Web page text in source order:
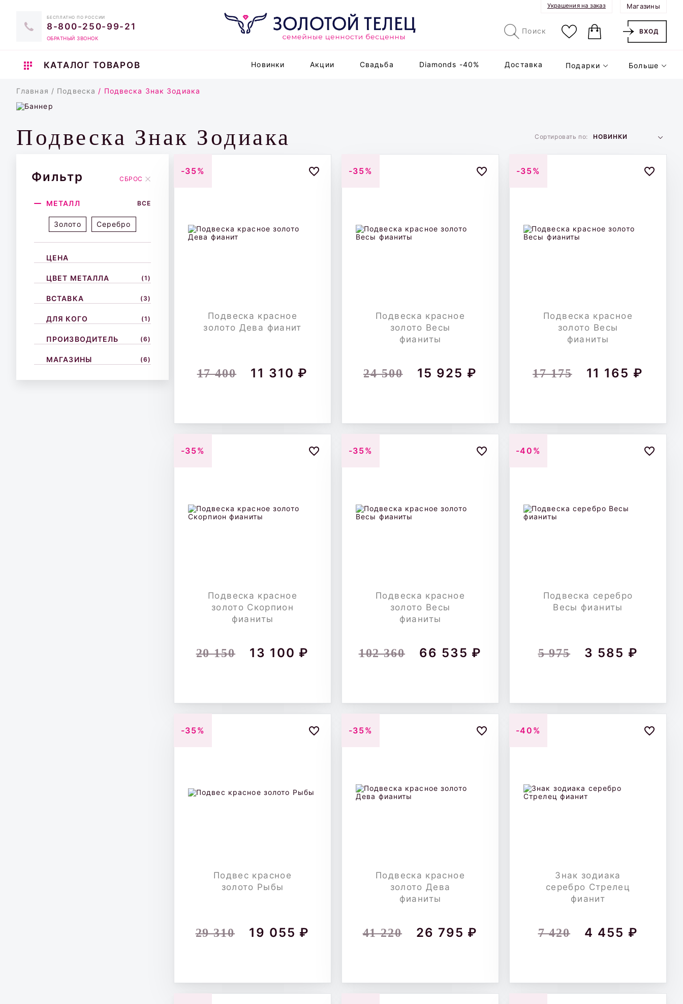
Украшения на заказ Магазины
БЕСПЛАТНО ПО РОССИИ
8-800-250-99-21
ОБРАТНЫЙ ЗВОНОК
Поиск ВХОД
КАТАЛОГ ТОВАРОВ Новинки Акции Свадьба Diamonds -40% Доставка Подарки Больше
Главная / Подвеска / Подвеска Знак Зодиака
Подвеска Знак Зодиака
Фильтр СБРОС
ВСЕ
МЕТАЛЛ
Золото Серебро
ЦЕНА
ЦВЕТ МЕТАЛЛА (1)
ВСТАВКА (3)
ДЛЯ КОГО (1)
ПРОИЗВОДИТЕЛЬ (6)
МАГАЗИНЫ (6)
Сортировать по: НОВИНКИ
-35%
Подвеска красное
золото Дева фианит
17 400 11 310 ₽
-35%
Подвеска красное
золото Весы
фианиты
24 500 15 925 ₽
-35%
Подвеска красное
золото Весы
фианиты
17 175 11 165 ₽
-35%
Подвеска красное
золото Скорпион
фианиты
20 150 13 100 ₽
-35%
Подвеска красное
золото Весы
фианиты
102 360 66 535 ₽
-40%
Подвеска серебро
Весы фианиты
5 975 3 585 ₽
-35%
Подвес красное
золото Рыбы
29 310 19 055 ₽
-35%
Подвеска красное
золото Дева
фианиты
41 220 26 795 ₽
-40%
Знак зодиака
серебро Стрелец
фианит
7 420 4 455 ₽